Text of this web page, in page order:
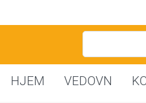
HJEM VEDOVN